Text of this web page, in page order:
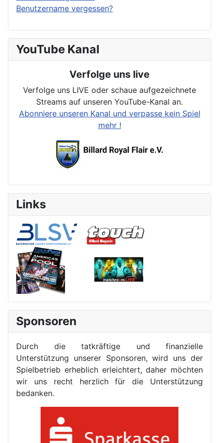
Benutzername vergessen?
YouTube Kanal
Verfolge uns live
Verfolge uns LIVE oder schaue aufgezeichnete
Streams auf unseren YouTube-Kanal an.
Abonniere unseren Kanal und verpasse kein Spiel
mehr !
Links
Sponsoren
Durch die tatkräftige und finanzielle
Unterstützung unserer Sponsoren, wird uns der
Spielbetrieb erheblich erleichtert, daher möchten
wir uns recht herzlich für die Unterstützung
bedanken.